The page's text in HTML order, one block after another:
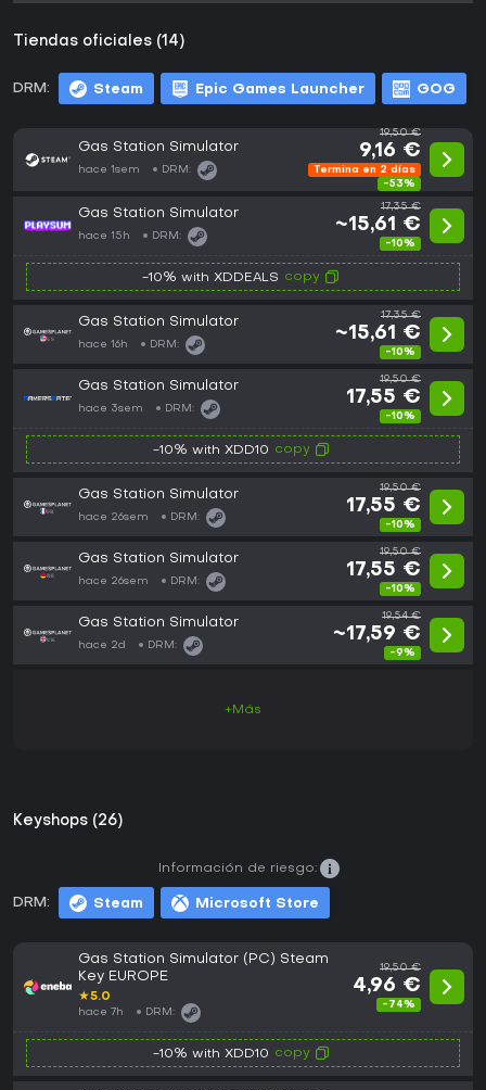
Tiendas oficiales (14)
DRM: Steam Epic Games Launcher GOG
Gas Station Simulator
hace 1sem DRM:
19,50 €
9,16 €
Termina en 2 días
-53%
Gas Station Simulator
hace 15h DRM:
17,35 €
~15,61 €
-10%
-10% with XDDEALS copy
Gas Station Simulator
hace 16h DRM:
17,35 €
~15,61 €
-10%
Gas Station Simulator
hace 3sem DRM:
19,50 €
17,55 €
-10%
-10% with XDD10 copy
Gas Station Simulator
hace 26sem DRM:
19,50 €
17,55 €
-10%
Gas Station Simulator
hace 26sem DRM:
19,50 €
17,55 €
-10%
Gas Station Simulator
hace 2d DRM:
19,54 €
~17,59 €
-9%
+Más
Keyshops (26)
DRM: Steam Microsoft Store
Información de riesgo:
Gas Station Simulator (PC) Steam
Key EUROPE
★5.0
hace 7h DRM:
19,50 €
4,96 €
-74%
-10% with XDD10 copy